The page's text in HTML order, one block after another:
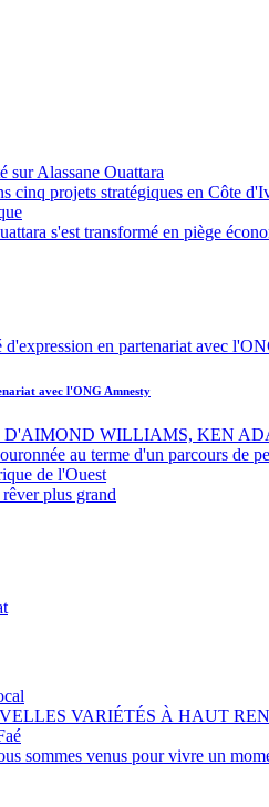
Alassane Ouattara
cinq projets stratégiques en Côte
s'est transformé en piège
avec l'ONG Amnesty
WILLIAMS, KEN
au terme d'un parcours de
de l'Ouest
plus grand
VARIÉTÉS À HAUT
sommes venus pour vivre un